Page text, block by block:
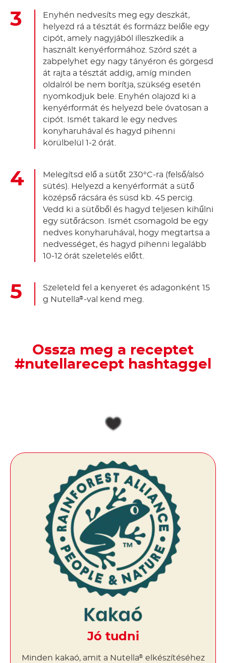
Enyhén nedvesíts meg egy deszkát,
helyezd rá a tésztát és formázz belőle egy
cipót, amely nagyjából illeszkedik a
használt kenyérformához. Szórd szét a
zabpelyhet egy nagy tányéron és görgesd
át rajta a tésztát addig, amíg minden
oldalról be nem borítja, szükség esetén
nyomkodjuk bele. Enyhén olajozd ki a
kenyérformát és helyezd bele óvatosan a
cipót. Ismét takard le egy nedves
konyharuhával és hagyd pihenni
körülbelül 1-2 órát.
Melegítsd elő a sütőt 230°C-ra (felső/alsó
sütés). Helyezd a kenyérformát a sütő
középső rácsára és süsd kb. 45 percig.
Vedd ki a sütőből és hagyd teljesen kihűlni
egy sütőrácson. Ismét csomagold be egy
nedves konyharuhával, hogy megtartsa a
nedvességet, és hagyd pihenni legalább
10-12 órát szeletelés előtt.
Szeleteld fel a kenyeret és adagonként 15
g Nutella® -val kend meg.
Ossza meg a receptet
#nutellarecept hashtaggel
Jó tudni
Minden kakaó, amit a Nutella® elkészítéséhez